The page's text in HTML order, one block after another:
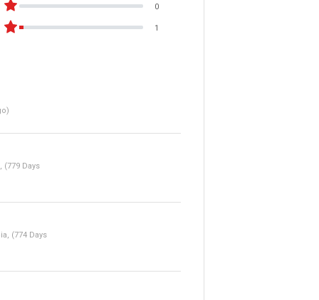
0
1
Days
(774 Days